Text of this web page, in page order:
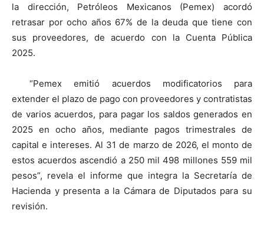
la dirección, Petróleos Mexicanos (Pemex) acordó
retrasar por ocho años 67% de la deuda que tiene con
sus proveedores, de acuerdo con la Cuenta Pública
2025.
“Pemex emitió acuerdos modificatorios para
extender el plazo de pago con proveedores y contratistas
de varios acuerdos, para pagar los saldos generados en
2025 en ocho años, mediante pagos trimestrales de
capital e intereses. Al 31 de marzo de 2026, el monto de
estos acuerdos ascendió a 250 mil 498 millones 559 mil
pesos”, revela el informe que integra la Secretaría de
Hacienda y presenta a la Cámara de Diputados para su
revisión.